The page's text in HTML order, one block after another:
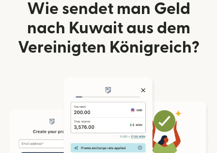
Wie sendet man Geld
nach Kuwait aus dem
Vereinigten Königreich?